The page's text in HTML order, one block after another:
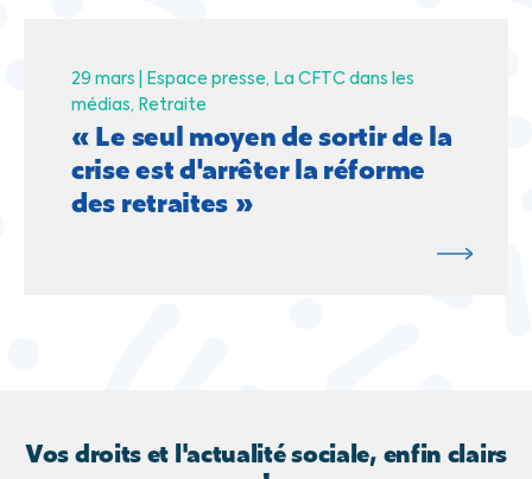
29 mars | Espace presse
La CFTC dans les
médias
Retraite
« Le seul moyen de sortir de la
crise est d'arrêter la réforme
des retraites »
Vos droits et l'actualité sociale, enfin clairs